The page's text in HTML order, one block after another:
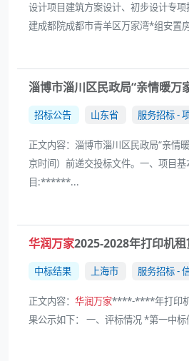
设计项目建筑方案设计、初步设计专
建成都院成都市青羊区万家湾*组安置
淄博市淄川区民政局“亲情暖万
招标公告 山东省 服务招标 -
正文内容：淄博市淄川区民政局“亲
京时间）前递交投标文件。一、项目
目:******...
华润万家2025-2028年打印机
中标结果 上海市 服务招标 -
正文内容： 华润万家****-****年打印
果公示如下： 一、评标情况 *第一中